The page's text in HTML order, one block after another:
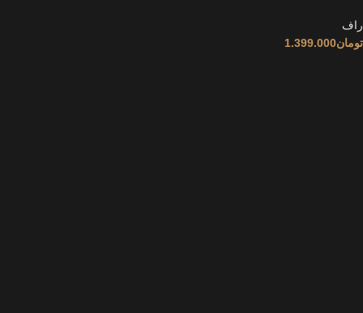
راف
تومان1.399.000